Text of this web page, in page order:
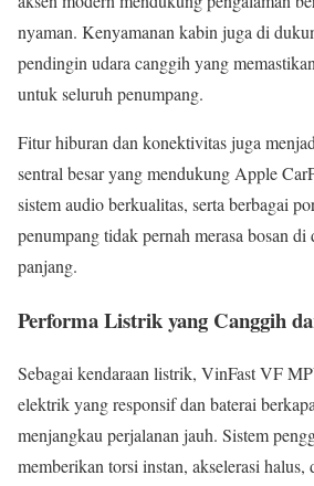
nyaman. Kenyamanan kabin juga di
pendingin udara canggih yang
untuk seluruh penumpang.
Fitur hiburan dan konektivitas juga
sentral besar yang mendukung Apple
sistem audio berkualitas, serta berbagai
penumpang tidak pernah merasa bosan di
panjang.
Performa Listrik yang Canggih
Sebagai kendaraan listrik, VinFast VF
elektrik yang responsif dan baterai
menjangkau perjalanan jauh. Sistem
memberikan torsi instan, akselerasi halus,